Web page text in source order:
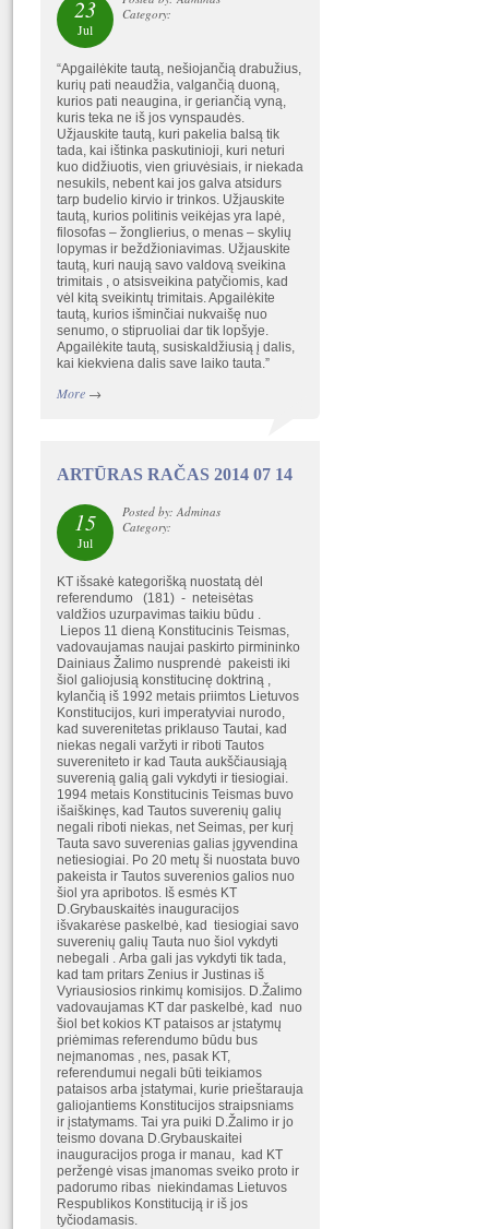
23
Jul
Category:
“Apgailėkite tautą, nešiojančią drabužius,
kurių pati neaudžia, valgančią duoną,
kurios pati neaugina, ir geriančią vyną,
kuris teka ne iš jos vynspaudės.
Užjauskite tautą, kuri pakelia balsą tik
tada, kai ištinka paskutinioji, kuri neturi
kuo didžiuotis, vien griuvėsiais, ir niekada
nesukils, nebent kai jos galva atsidurs
tarp budelio kirvio ir trinkos. Užjauskite
tautą, kurios politinis veikėjas yra lapė,
filosofas – žonglierius, o menas – skylių
lopymas ir beždžioniavimas. Užjauskite
tautą, kuri naują savo valdovą sveikina
trimitais , o atsisveikina patyčiomis, kad
vėl kitą sveikintų trimitais. Apgailėkite
tautą, kurios išminčiai nukvaišę nuo
senumo, o stipruoliai dar tik lopšyje.
Apgailėkite tautą, susiskaldžiusią į dalis,
kai kiekviena dalis save laiko tauta.”
More→
ARTŪRAS RAČAS 2014 07 14
15
Jul
Posted by: Adminas
Category:
KT išsakė kategorišką nuostatą dėl
referendumo (181) - neteisėtas
valdžios uzurpavimas taikiu būdu .
Liepos 11 dieną Konstitucinis Teismas,
vadovaujamas naujai paskirto pirmininko
Dainiaus Žalimo nusprendė pakeisti iki
šiol galiojusią konstitucinę doktriną ,
kylančią iš 1992 metais priimtos Lietuvos
Konstitucijos, kuri imperatyviai nurodo,
kad suverenitetas priklauso Tautai, kad
niekas negali varžyti ir riboti Tautos
suvereniteto ir kad Tauta aukščiausiąją
suverenią galią gali vykdyti ir tiesiogiai.
1994 metais Konstitucinis Teismas buvo
išaiškinęs, kad Tautos suverenių galių
negali riboti niekas, net Seimas, per kurį
Tauta savo suverenias galias įgyvendina
netiesiogiai. Po 20 metų ši nuostata buvo
pakeista ir Tautos suverenios galios nuo
šiol yra apribotos. Iš esmės KT
D.Grybauskaitės inauguracijos
išvakarėse paskelbė, kad tiesiogiai savo
suverenių galių Tauta nuo šiol vykdyti
nebegali . Arba gali jas vykdyti tik tada,
kad tam pritars Zenius ir Justinas iš
Vyriausiosios rinkimų komisijos. D.Žalimo
vadovaujamas KT dar paskelbė, kad nuo
šiol bet kokios KT pataisos ar įstatymų
priėmimas referendumo būdu bus
neįmanomas , nes, pasak KT,
referendumui negali būti teikiamos
pataisos arba įstatymai, kurie prieštarauja
galiojantiems Konstitucijos straipsniams
ir įstatymams. Tai yra puiki D.Žalimo ir jo
teismo dovana D.Grybauskaitei
inauguracijos proga ir manau, kad KT
peržengė visas įmanomas sveiko proto ir
padorumo ribas niekindamas Lietuvos
Respublikos Konstituciją ir iš jos
tyčiodamasis.